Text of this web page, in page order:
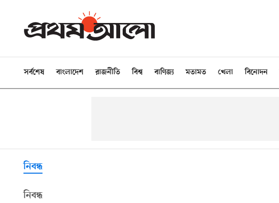
সর্বশেষ বাংলাদেশ রাজনীতি বিশ্ব বাণিজ্য মতামত খেলা বিনোদন
নিবন্ধ
নিবন্ধ